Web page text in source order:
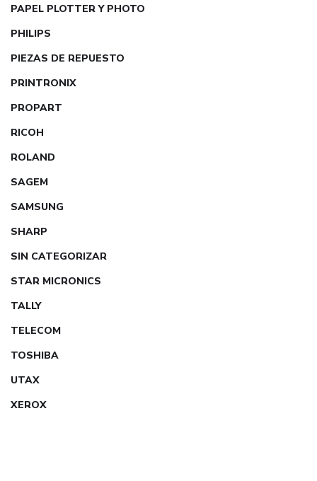
PAPEL PLOTTER Y PHOTO
PHILIPS
PIEZAS DE REPUESTO
PRINTRONIX
PROPART
RICOH
ROLAND
SAGEM
SAMSUNG
SHARP
SIN CATEGORIZAR
STAR MICRONICS
TALLY
TELECOM
TOSHIBA
UTAX
XEROX